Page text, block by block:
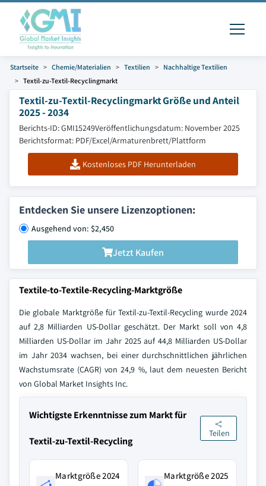
Startseite Chemie/Materialien Textilien
Nachhaltige Textilien
Textil-zu-Textil-Recyclingmarkt
Textil-zu-Textil-Recyclingmarkt Größe und Anteil
2025 - 2034
Berichts-ID: GMI15249Veröffentlichungsdatum: November 2025
Berichtsformat: PDF/Excel/Armaturenbrett/Plattform
Kostenloses PDF Herunterladen
Entdecken Sie unsere Lizenzoptionen:
Ausgehend von: $2,450
Jetzt Kaufen
Textile-to-Textile-Recycling-Marktgröße
Die globale Marktgröße für Textil-zu-Textil-Recycling wurde 2024
auf 2,8 Milliarden US-Dollar geschätzt. Der Markt soll von 4,8
Milliarden US-Dollar im Jahr 2025 auf 44,8 Milliarden US-Dollar
im Jahr 2034 wachsen, bei einer durchschnittlichen jährlichen
Wachstumsrate (CAGR) von 24,9 %, laut dem neuesten Bericht
von Global Market Insights Inc.
Wichtigste Erkenntnisse zum Markt für
Textil-zu-Textil-Recycling
Teilen
Marktgröße 2024 Marktgröße 2025